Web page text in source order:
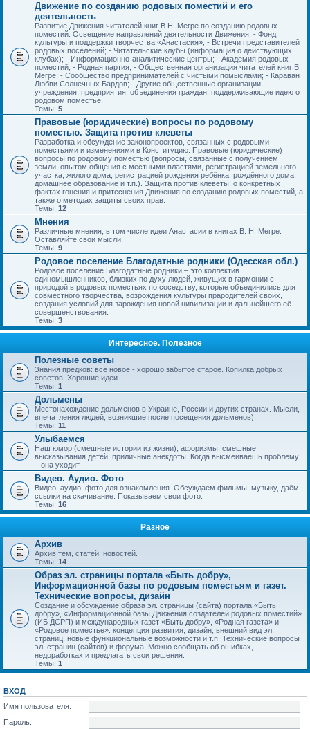
Движение по созданию родовых поместий и его
деятельность
Развитие Движения читателей книг В.Н. Мегре по созданию родовых
поместий. Освещение направлений деятельности Движения: - Фонд
культуры и поддержки творчества «Анастасия»; - Встречи представителей
родовых поселений; - Читательские клубы (информация о действующих
клубах); - Информационно-аналитические центры; - Академия родовых
поместий; - Родная партия; - Общественная организация читателей книг В.
Мегре; - Сообщество предпринимателей с чистыми помыслами; - Караван
Любви Солнечных Бардов; - Другие общественные организации,
учреждения, предприятия, объединения граждан, поддерживающие идею о
родовом поместье.
Темы: 5
Правовые (юридические) вопросы по родовому
поместью. Защита против клеветы
Разработка и обсуждение законопроектов, связанных с родовыми
поместьями и изменениями в Конституцию. Правовые (юридические)
вопросы по родовому поместью (вопросы, связанные с получением
земли, опытом общения с местными властями, регистрацией земельного
участка, жилого дома, регистрацией рождения ребёнка, рождённого дома,
домашнее образование и т.п.). Защита против клеветы: о конкретных
фактах гонения и притеснения Движения по созданию родовых поместий, а
также о методах защиты своих прав.
Темы: 12
Мнения
Различные мнения, в том числе идеи Анастасии в книгах В. Н. Мегре.
Оставляйте свои мысли.
Темы: 9
Родовое поселение Благодатные родники (Одесская обл.)
Родовое поселение Благодатные родники – это коллектив
единомышленников, близких по духу людей, живущих в гармонии с
природой в родовых поместьях по соседству, которые объединились для
совместного творчества, возрождения культуры прародителей своих,
создания условий для зарождения новой цивилизации и дальнейшего её
совершенствования.
Темы: 3
Интересное. Полезное
Полезные советы
Знания предков: всё новое - хорошо забытое старое. Копилка добрых
советов. Хорошие идеи.
Темы: 1
Дольмены
Местонахождение дольменов в Украине, России и других странах. Мысли,
впечатления людей, возникшие после посещения дольменов).
Темы: 11
Улыбаемся
Наш юмор (смешные истории из жизни), афоризмы, смешные
высказывания детей, приличные анекдоты. Когда высмеиваешь проблему
– она уходит.
Видео. Аудио. Фото
Видео, аудио, фото для ознакомления. Обсуждаем фильмы, музыку, даём
ссылки на скачивание. Показываем свои фото.
Темы: 16
Разное
Архив
Архив тем, статей, новостей.
Темы: 14
Образ эл. страницы портала «Быть добру»,
Информационной базы по родовым поместьям и газет.
Технические вопросы, дизайн
Создание и обсуждение образа эл. страницы (сайта) портала «Быть
добру», «Информационной базы Движения создателей родовых поместий»
(ИБ ДСРП) и международных газет «Быть добру», «Родная газета» и
«Родовое поместье»: концепция развития, дизайн, внешний вид эл.
страниц, новые функциональные возможности и т.п. Технические вопросы
эл. страниц (сайтов) и форума. Можно сообщать об ошибках,
недоработках и предлагать свои решения.
Темы: 1
ВХОД
Имя пользователя:
Пароль: